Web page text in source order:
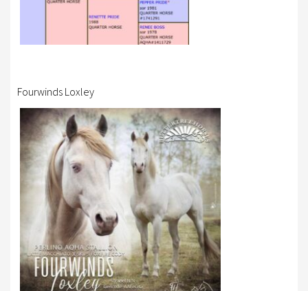
Fourwinds Loxley